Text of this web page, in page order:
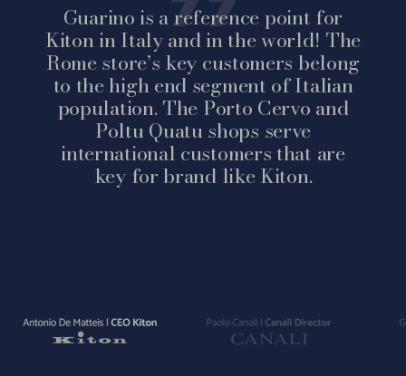
Guarino is a reference point for
Kiton in Italy and in the world! The
Rome store’s key customers belong
to the high end segment of Italian
population. The Porto Cervo and
Poltu Quatu shops serve
international customers that are
key for brand like Kiton.
Vai
Vai